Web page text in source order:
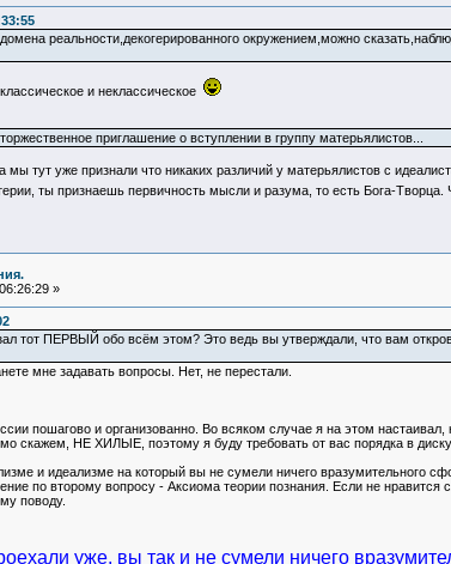
реальности,декогерированного окружением,можно
и неклассическое
приглашение о вступлении в группу матерьялистов...
мы тут уже признали что никаких различий у матерьялистов с
ты признаешь первичность мысли и разума, то есть Бога-Творца.
»
тот ПЕРВЫЙ обо всём этом? Это ведь вы утверждали, что вам
мне задавать вопросы. Нет, не перестали.
пошагово и организованно. Во всяком случае я на этом настаивал,
скажем, НЕ ХИЛЫЕ, поэтому я буду требовать от вас порядка в
и идеализме на который вы не сумели ничего вразумительного
по второму вопросу - Аксиома теории познания. Если не
поводу.
уже, вы так и не сумели ничего